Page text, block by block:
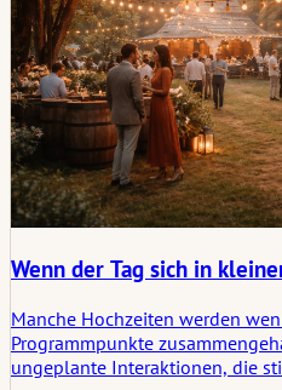
Wenn der Tag sich in
Manche Hochzeiten werden
Programmpunkte
ungeplante Interaktionen, die